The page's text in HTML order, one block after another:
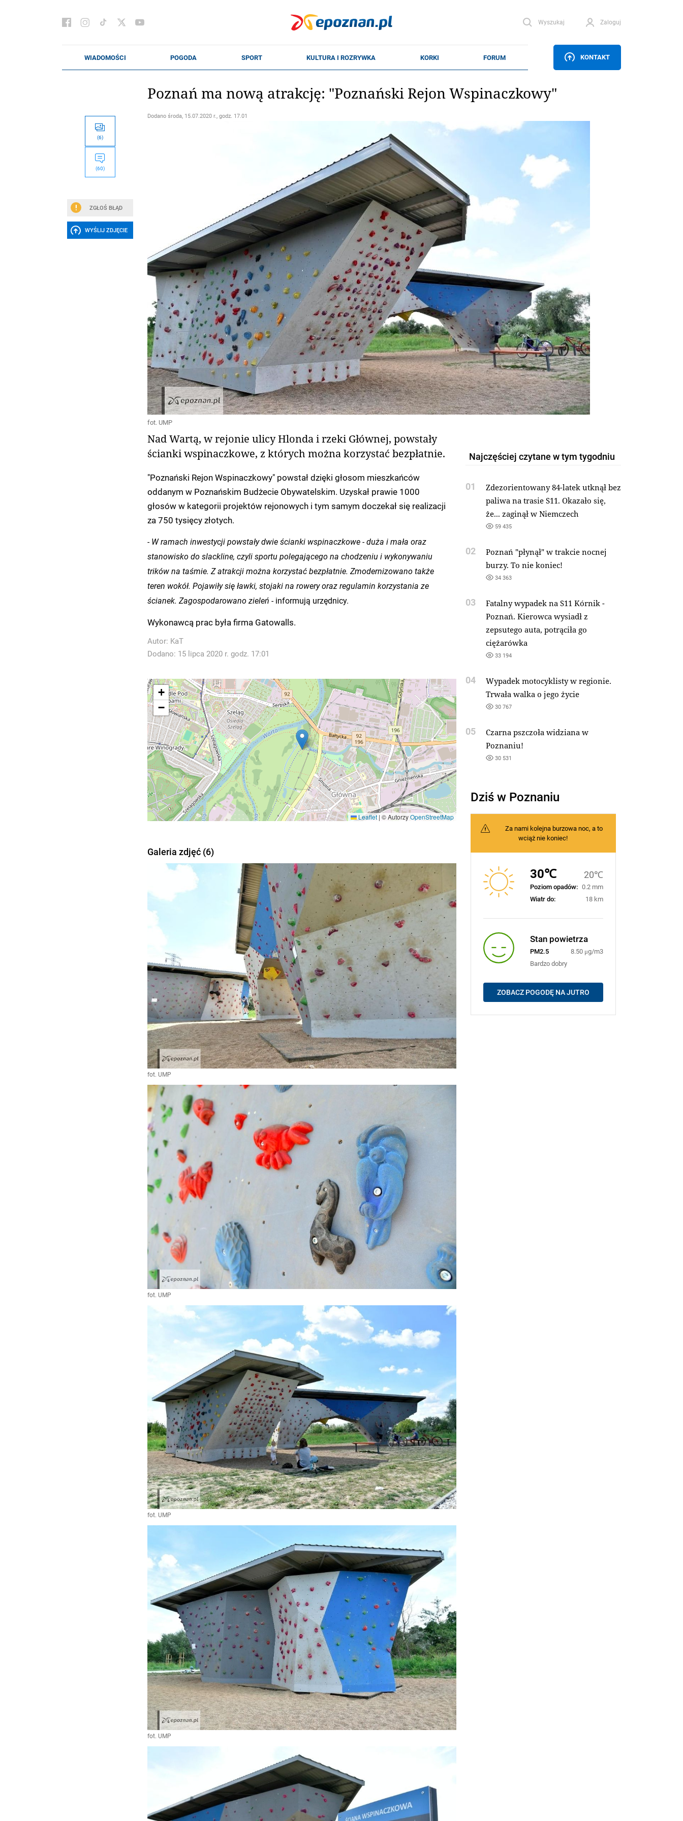
Wyszukaj Zaloguj
KONTAKT
(6)
(60)
ZGŁOŚ BŁĄD
WYŚLIJ ZDJĘCIE
Poznań ma nową atrakcję: "Poznański Rejon Wspinaczkowy"
Dodano środa, 15.07.2020 r., godz. 17.01
fot. UMP
Nad Wartą, w rejonie ulicy Hlonda i rzeki Głównej, powstały
ścianki wspinaczkowe, z których można korzystać bezpłatnie.
"Poznański Rejon Wspinaczkowy" powstał dzięki głosom mieszkańców
oddanym w Poznańskim Budżecie Obywatelskim. Uzyskał prawie 1000
głosów w kategorii projektów rejonowych i tym samym doczekał się realizacji
za 750 tysięcy złotych.
- W ramach inwestycji powstały dwie ścianki wspinaczkowe - duża i mała oraz
stanowisko do slackline, czyli sportu polegającego na chodzeniu i wykonywaniu
trików na taśmie. Z atrakcji można korzystać bezpłatnie. Zmodernizowano także
teren wokół. Pojawiły się ławki, stojaki na rowery oraz regulamin korzystania ze
ścianek. Zagospodarowano zieleń -informują urzędnicy.
Wykonawcą prac była firma Gatowalls.
Autor: KaT
Dodano: 15 lipca 2020 r. godz. 17:01
+
−
Leaflet | © AutorzyOpenStreetMap
Galeria zdjęć (6)
fot. UMP
fot. UMP
fot. UMP
fot. UMP
Najczęściej czytane w tym tygodniu
01
Zdezorientowany 84-latek utknął bez
paliwa na trasie S11. Okazało się,
że... zaginął w Niemczech
59 435
02
Poznań "płynął" w trakcie nocnej
burzy. To nie koniec!
34 363
03
Fatalny wypadek na S11 Kórnik -
Poznań. Kierowca wysiadł z
zepsutego auta, potrąciła go
ciężarówka
33 194
04
Wypadek motocyklisty w regionie.
Trwała walka o jego życie
30 767
05
Czarna pszczoła widziana w
Poznaniu!
30 531
Dziś w Poznaniu
Za nami kolejna burzowa noc, a to
wciąż nie koniec!
30℃ 20℃
Poziom opadów: 0.2 mm
Wiatr do:
18 km
Stan powietrza
PM2.5
8.50 μg/m3
Bardzo dobry
ZOBACZ POGODĘ NA JUTRO